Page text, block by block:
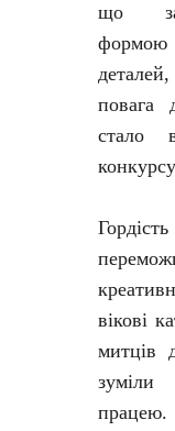
що
формою
стало
вікові
митців
працею.